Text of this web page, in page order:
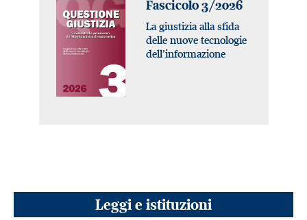
Fascicolo 3/2026
La giustizia alla sfida
delle nuove tecnologie
dell’informazione
Leggi e istituzioni